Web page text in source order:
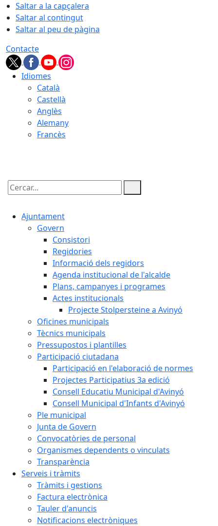
Saltar a la capçalera
Saltar al contingut
Saltar al peu de pàgina
Contacte
Idiomes
Català
Castellà
Anglès
Alemany
Francès
Cercar:
Ajuntament
Govern
Consistori
Regidories
Informació dels regidors
Agenda institucional de l'alcalde
Plans, campanyes i programes
Actes institucionals
Projecte Stolpersteine a Avinyó
Oficines municipals
Tècnics municipals
Pressupostos i plantilles
Participació ciutadana
Participació en l'elaboració de normes
Projectes Participatius 3a edició
Consell Educatiu Municipal d'Avinyó
Consell Municipal d'Infants d'Avinyó
Ple municipal
Junta de Govern
Convocatòries de personal
Organismes dependents o vinculats
Transparència
Serveis i tràmits
Tràmits i gestions
Factura electrònica
Tauler d'anuncis
Notificacions electròniques